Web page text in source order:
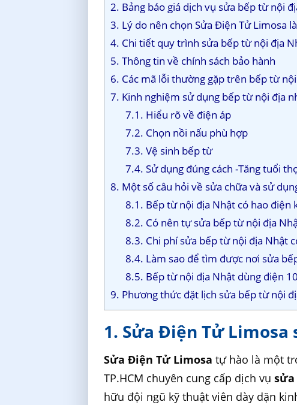
2. Bảng báo giá dịch vụ sửa bếp từ nội
3. Lý do nên chọn Sửa Điện Tử Limosa
4. Chi tiết quy trình sửa bếp từ nội địa
5. Thông tin về chính sách bảo hành
6. Các mã lỗi thường gặp trên bếp từ
7. Kinh nghiệm sử dụng bếp từ nội địa
7.1. Hiểu rõ về điện áp
7.2. Chọn nồi nấu phù hợp
7.3. Vệ sinh bếp từ
7.4. Sử dụng đúng cách -Tăng tuổi
8. Một số câu hỏi về sửa chữa và sử
8.1. Bếp từ nội địa Nhật có hao điện
8.2. Có nên tự sửa bếp từ nội địa
8.3. Chi phí sửa bếp từ nội địa Nhật
8.4. Làm sao để tìm được nơi sửa
8.5. Bếp từ nội địa Nhật dùng điện
9. Phương thức đặt lịch sửa bếp từ nội
1. Sửa Điện Tử
Sửa Điện Tử Limosa tự hào là một
TP.HCM chuyên cung cấp dịch vụ
hữu đội ngũ kỹ thuật viên dày dặn